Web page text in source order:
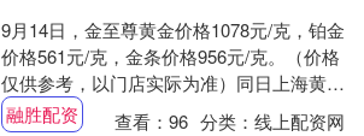
9月14日，金至尊黄金价格1078元/克，铂金
价格561元/克，金条价格956元/克。（价格
仅供参考，以门店实际为准）同日上海黄金
交易所现货黄金AU9999最新....
融胜配资 查看：96 分类：线上配资网